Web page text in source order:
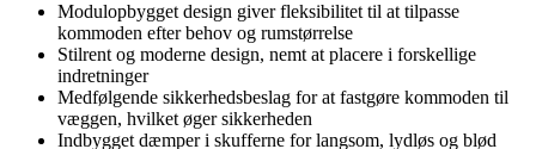
Modulopbygget design giver fleksibilitet til at tilpasse
kommoden efter behov og rumstørrelse
Stilrent og moderne design, nemt at placere i forskellige
indretninger
Medfølgende sikkerhedsbeslag for at fastgøre kommoden til
væggen, hvilket øger sikkerheden
Indbygget dæmper i skufferne for langsom, lydløs og blød